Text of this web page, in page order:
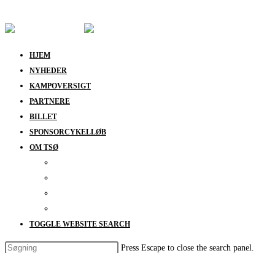
HJEM
NYHEDER
KAMPOVERSIGT
PARTNERE
BILLET
SPONSORCYKELLØB
OM TSØ
TOGGLE WEBSITE SEARCH
Press Escape to close the search panel.